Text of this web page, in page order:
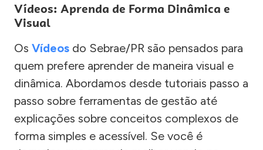
Vídeos: Aprenda de Forma Dinâmica e
Visual
Os Vídeos do Sebrae/PR são pensados para
quem prefere aprender de maneira visual e
dinâmica. Abordamos desde tutoriais passo a
passo sobre ferramentas de gestão até
explicações sobre conceitos complexos de
forma simples e acessível. Se você é